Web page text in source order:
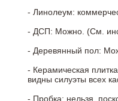
- Линолеум:
- ДСП: Можно. (См.
- Деревянный пол:
- Керамическая
видны силуэты всех
- Пробка: нельзя,